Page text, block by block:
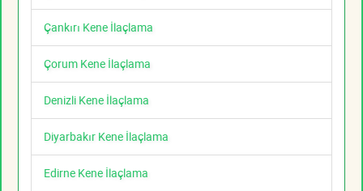
Çankırı Kene İlaçlama
Çorum Kene İlaçlama
Denizli Kene İlaçlama
Diyarbakır Kene İlaçlama
Edirne Kene İlaçlama